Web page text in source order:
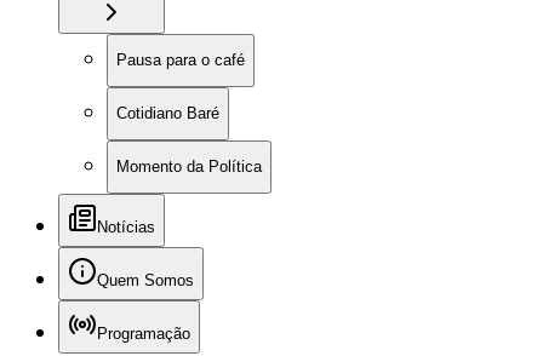
Pausa para o café
Cotidiano Baré
Momento da Política
Notícias
Quem Somos
Programação